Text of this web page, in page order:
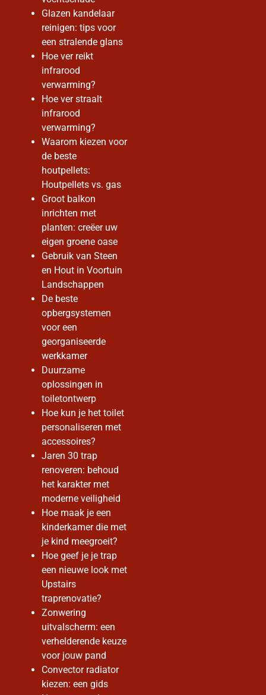
Glazen kandelaar
reinigen: tips voor
een stralende glans
Hoe ver reikt
infrarood
verwarming?
Hoe ver straalt
infrarood
verwarming?
Waarom kiezen voor
de beste
houtpellets:
Houtpellets vs. gas
Groot balkon
inrichten met
planten: creëer uw
eigen groene oase
Gebruik van Steen
en Hout in Voortuin
Landschappen
De beste
opbergsystemen
voor een
georganiseerde
werkkamer
Duurzame
oplossingen in
toiletontwerp
Hoe kun je het toilet
personaliseren met
accessoires?
Jaren 30 trap
renoveren: behoud
het karakter met
moderne veiligheid
Hoe maak je een
kinderkamer die met
je kind meegroeit?
Hoe geef je je trap
een nieuwe look met
Upstairs
traprenovatie?
Zonwering
uitvalscherm: een
verhelderende keuze
voor jouw pand
Convector radiator
kiezen: een gids